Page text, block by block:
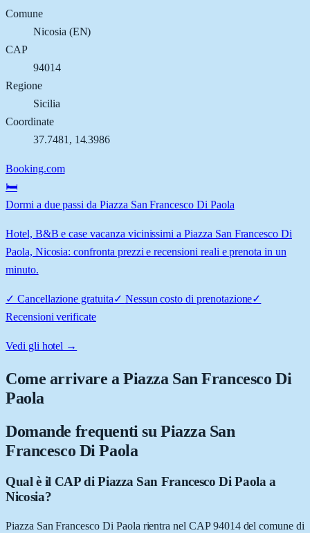
Comune
Nicosia (EN)
CAP
94014
Regione
Sicilia
Coordinate
37.7481 , 14.3986
Booking.com
🛏️
Dormi a due passi da Piazza San Francesco Di Paola
Hotel, B&B e case vacanza vicinissimi a Piazza San Francesco Di
Paola, Nicosia: confronta prezzi e recensioni reali e prenota in un
minuto.
✓ Cancellazione gratuita✓ Nessun costo di prenotazione✓
Recensioni verificate
Vedi gli hotel →
Come arrivare aPiazza San Francesco Di
Paola
Domande frequenti su Piazza San
Francesco Di Paola
Qual è il CAP di Piazza San Francesco Di Paola a
Nicosia?
Piazza San Francesco Di Paola rientra nel CAP 94014 del comune di